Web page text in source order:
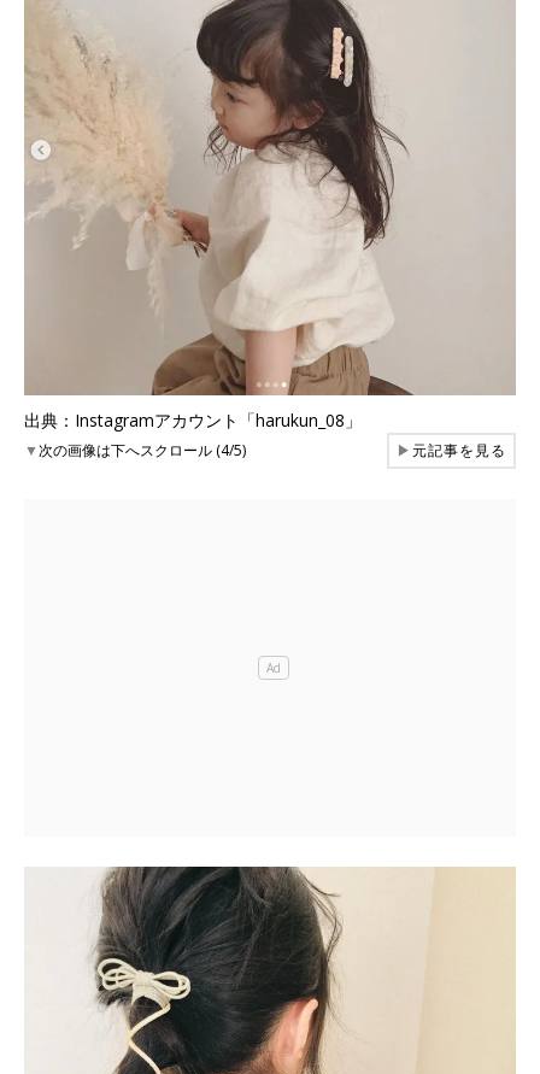
出典：Instagramアカウント「harukun_08」
▼次の画像は下へスクロール (4/5) ▶元記事を見る